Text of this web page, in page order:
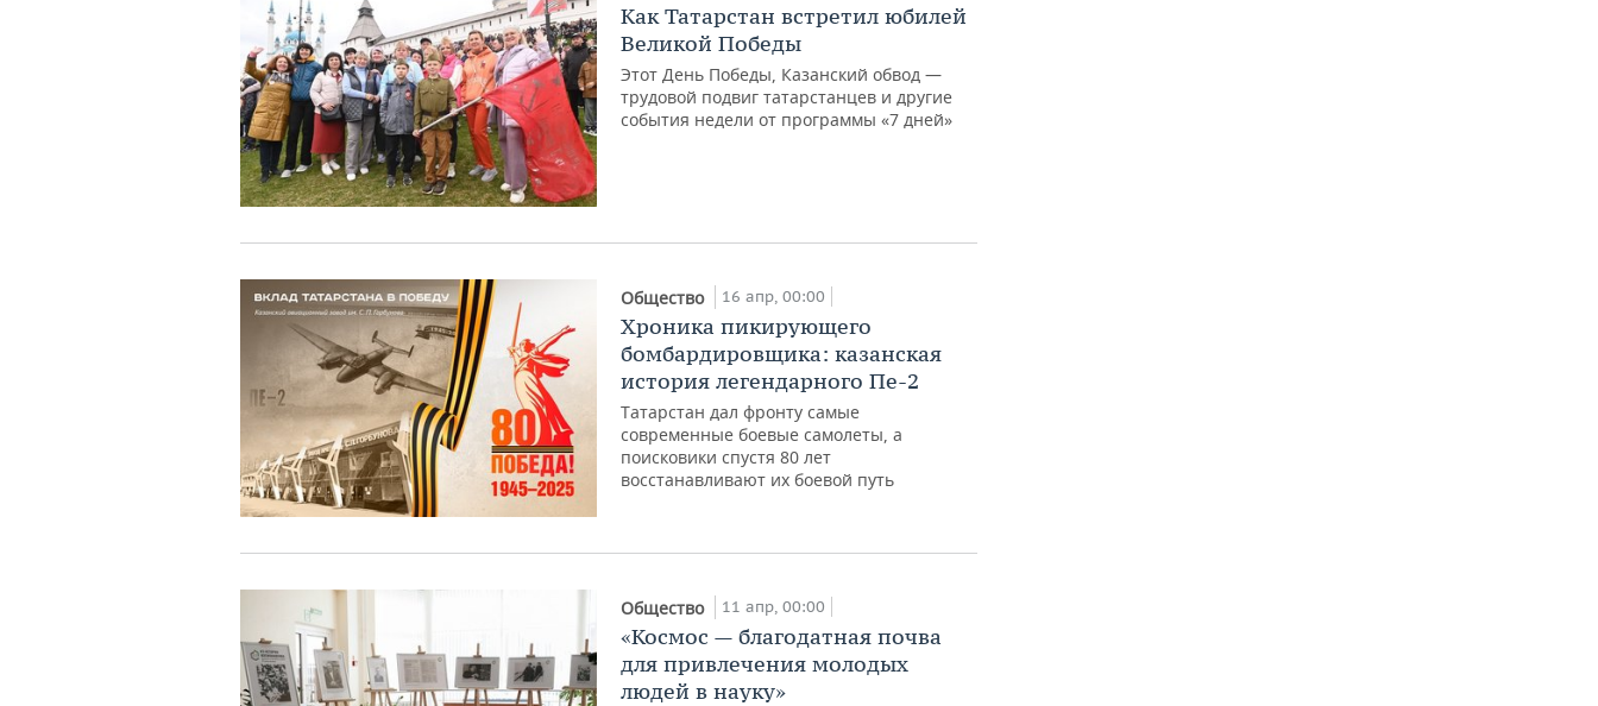
Как Татарстан встретил юбилей
Великой Победы
Этот День Победы, Казанский обвод —
трудовой подвиг татарстанцев и другие
события недели от программы «7 дней»
Общество 16 апр, 00:00
Хроника пикирующего
бомбардировщика: казанская
история легендарного Пе-2
Татарстан дал фронту самые
современные боевые самолеты, а
поисковики спустя 80 лет
восстанавливают их боевой путь
Общество 11 апр, 00:00
«Космос — благодатная почва
для привлечения молодых
людей в науку»